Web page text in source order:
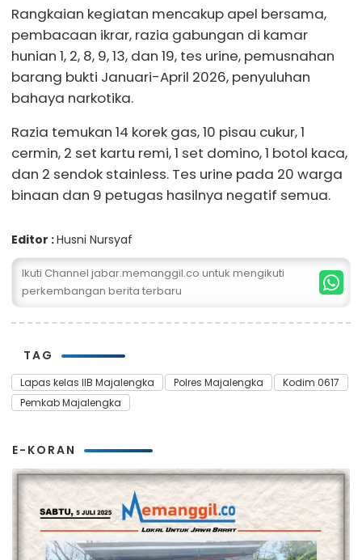
Rangkaian kegiatan mencakup apel bersama,
pembacaan ikrar, razia gabungan di kamar
hunian 1, 2, 8, 9, 13, dan 19, tes urine, pemusnahan
barang bukti Januari-April 2026, penyuluhan
bahaya narkotika.
Razia temukan 14 korek gas, 10 pisau cukur, 1
cermin, 2 set kartu remi, 1 set domino, 1 botol kaca,
dan 2 sendok stainless. Tes urine pada 20 warga
binaan dan 9 petugas hasilnya negatif semua.
Editor :Husni Nursyaf
Ikuti Channel jabar.memanggil.co untuk mengikuti
perkembangan berita terbaru
TAG
Lapas kelas IIB Majalengka Polres Majalengka
Kodim 0617
Pemkab Majalengka
E-KORAN